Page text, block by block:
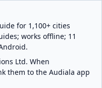
for 1,100+ cities
works offline; 11
Ltd. When
them to the Audiala app